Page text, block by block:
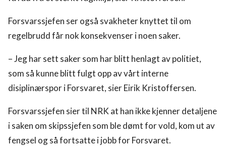
Forsvarssjefen ser også svakheter knyttet til om
regelbrudd får nok konsekvenser i noen saker.
– Jeg har sett saker som har blitt henlagt av politiet,
som så kunne blitt fulgt opp av vårt interne
disiplinærspor i Forsvaret, sier Eirik Kristoffersen.
Forsvarssjefen sier til NRK at han ikke kjenner detaljene
i saken om skipssjefen som ble dømt for vold, kom ut av
fengsel og så fortsatte i jobb for Forsvaret.